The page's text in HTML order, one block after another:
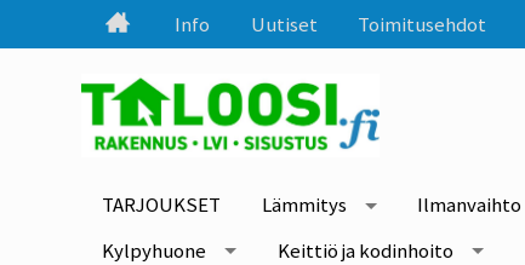
Info Uutiset Toimitusehdot
TARJOUKSET Lämmitys Ilmanvaihto
Kylpyhuone
Keittiö ja kodinhoito